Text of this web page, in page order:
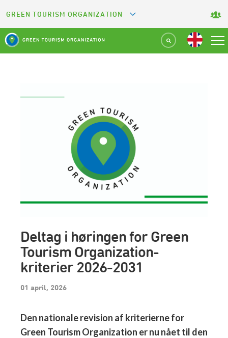
GREEN TOURISM ORGANIZATION
GREEN KEY
GREEN ATTRACTION
Deltag i høringen for Green
Tourism Organization-
kriterier 2026-2031
01 april, 2026
Den nationale revision af kriterierne for
Green Tourism Organization er nu nået til den